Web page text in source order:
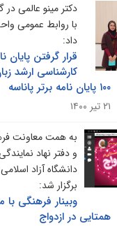
دکتر مینو عالمی در
با روابط عمومی
داد:
قرار گرفتن پایان
کارشناسی ارشد
به همت معاونت
و دفتر نهاد نمایندگی
دانشگاه آزاد اسلامی
برگزار شد:
وبینار فرهنگی با
همتایی در ازدواج